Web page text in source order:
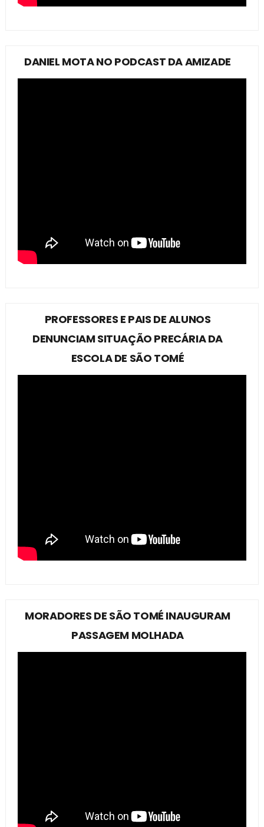
DANIEL MOTA NO PODCAST DA AMIZADE
PROFESSORES E PAIS DE ALUNOS
DENUNCIAM SITUAÇÃO PRECÁRIA DA
ESCOLA DE SÃO TOMÉ
MORADORES DE SÃO TOMÉ INAUGURAM
PASSAGEM MOLHADA